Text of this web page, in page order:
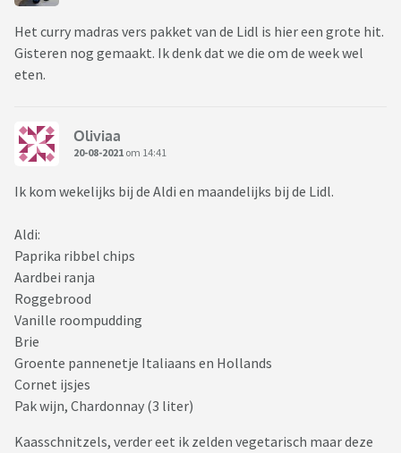
Het curry madras vers pakket van de Lidl is hier een grote hit.
Gisteren nog gemaakt. Ik denk dat we die om de week wel
eten.
Oliviaa
20-08-2021 om 14:41
Ik kom wekelijks bij de Aldi en maandelijks bij de Lidl.
Aldi:
Paprika ribbel chips
Aardbei ranja
Roggebrood
Vanille roompudding
Brie
Groente pannenetje Italiaans en Hollands
Cornet ijsjes
Pak wijn, Chardonnay (3 liter)
Kaasschnitzels, verder eet ik zelden vegetarisch maar deze